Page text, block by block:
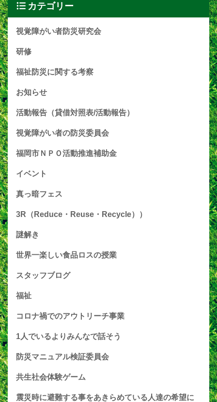
カテゴリー
視覚障がい者防災研究会
研修
福祉防災に関する考察
お知らせ
活動報告（貸借対照表/活動報告）
視覚障がい者の防災委員会
福岡市ＮＰＯ活動推進補助金
イベント
真っ暗フェス
3R（Reduce・Reuse・Recycle））
謎解き
世界一楽しい食品ロスの授業
スタッフブログ
福祉
コロナ禍でのアウトリーチ事業
1人でいるよりみんなで話そう
防災マニュアル検証委員会
共生社会体験ゲーム
震災時に避難する事をあきらめている人達の希望に